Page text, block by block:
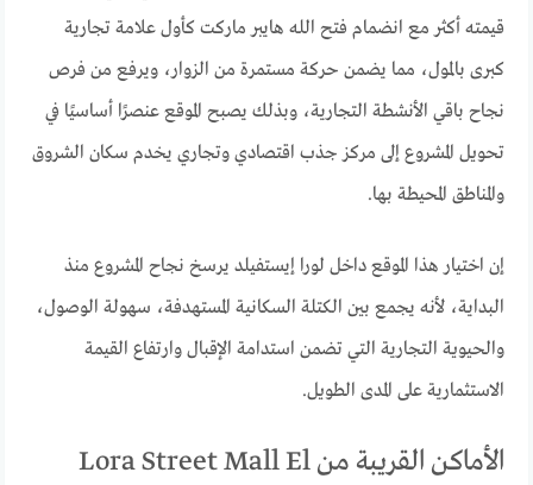
قيمته أكثر مع انضمام فتح الله هايبر ماركت كأول علامة تجارية
كبرى بالمول، مما يضمن حركة مستمرة من الزوار، ويرفع من فرص
نجاح باقي الأنشطة التجارية، وبذلك يصبح الموقع عنصرًا أساسيًا في
تحويل المشروع إلى مركز جذب اقتصادي وتجاري يخدم سكان الشروق
والمناطق المحيطة بها.
إن اختيار هذا الموقع داخل لورا إيستفيلد يرسخ نجاح المشروع منذ
البداية، لأنه يجمع بين الكتلة السكانية المستهدفة، سهولة الوصول،
والحيوية التجارية التي تضمن استدامة الإقبال وارتفاع القيمة
الاستثمارية على المدى الطويل.
الأماكن القريبة من Lora Street Mall El